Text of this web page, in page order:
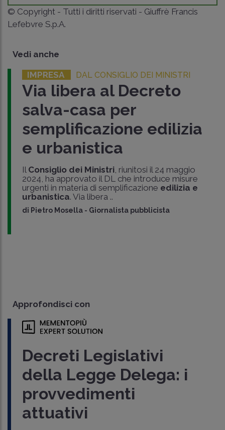
© Copyright - Tutti i diritti riservati - Giuffrè Francis
Lefebvre S.p.A.
Vedi anche
IMPRESA DAL CONSIGLIO DEI MINISTRI
Via libera al Decreto
salva-casa per
semplificazione edilizia
e urbanistica
Il Consiglio dei Ministri, riunitosi il 24 maggio
2024, ha approvato il DL che introduce misure
urgenti in materia di semplificazione edilizia e
urbanistica. Via libera ..
di Pietro Mosella - Giornalista pubblicista
Approfondisci con
Decreti Legislativi
della Legge Delega: i
provvedimenti
attuativi